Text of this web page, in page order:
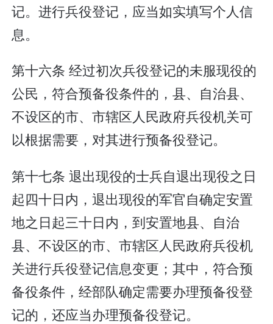
记。进行兵役登记，应当如实填写个人信
息。
第十六条 经过初次兵役登记的未服现役的
公民，符合预备役条件的，县、自治县、
不设区的市、市辖区人民政府兵役机关可
以根据需要，对其进行预备役登记。
第十七条 退出现役的士兵自退出现役之日
起四十日内，退出现役的军官自确定安置
地之日起三十日内，到安置地县、自治
县、不设区的市、市辖区人民政府兵役机
关进行兵役登记信息变更；其中，符合预
备役条件，经部队确定需要办理预备役登
记的，还应当办理预备役登记。